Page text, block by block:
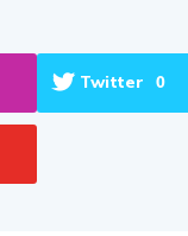
Twitter 0